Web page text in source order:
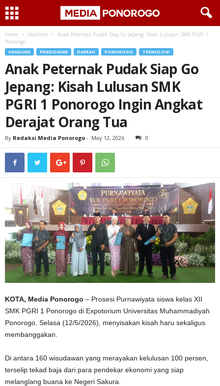
Home Headline
Anak Peternak Pudak Siap Go Jepang: Kisah Lulusan SMK PGRI 1
Ponorogo...
HEADLINE PENDIDIKAN DAERAH PONOROGO TEKNOLOGI
Anak Peternak Pudak Siap Go
Jepang: Kisah Lulusan SMK
PGRI 1 Ponorogo Ingin Angkat
Derajat Orang Tua
By Redaksi Media Ponorogo - May 12, 2026 0
KOTA, Media Ponorogo – Prosesi Purnawiyata siswa kelas XII
SMK PGRI 1 Ponorogo di Expotorium Universitas Muhammadiyah
Ponorogo, Selasa (12/5/2026), menyisakan kisah haru sekaligus
membanggakan.
Di antara 160 wisudawan yang merayakan kelulusan 100 persen,
terselip tekad baja dari para pendekar ekonomi yang siap
melanglang buana ke Negeri Sakura.